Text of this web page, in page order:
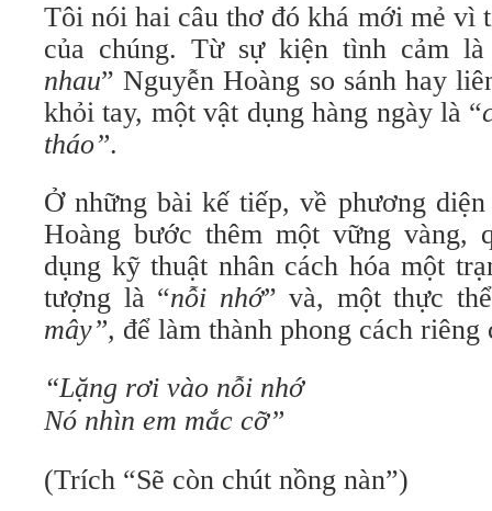
Tôi nói hai câu thơ đó khá mới mẻ vì
của chúng. Từ sự kiện tình cảm
nhau” Nguyễn Hoàng so sánh hay
khỏi tay, một vật dụng hàng ngày là “
tháo”.
Ở những bài kế tiếp, về phương
Hoàng bước thêm một vững vàng,
dụng kỹ thuật nhân cách hóa một
tượng là “nỗi nhớ” và, một thực
mây”, để làm thành phong cách
“Lặng rơi vào nỗi nhớ
Nó nhìn em mắc cỡ”
(Trích “Sẽ còn chút nồng nàn”)